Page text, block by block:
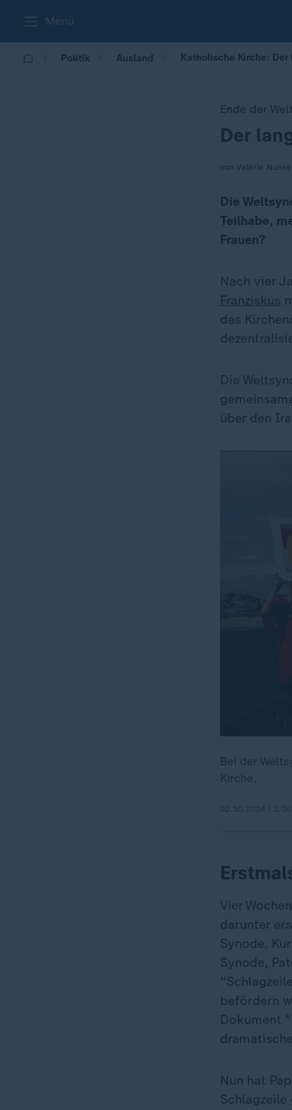
Menü
Politik Ausland Katholische Kirche:
Ende der
:Der
von Valerie
Die
Teilhabe,
Frauen?
Nach vier
Franziskus
das
Die
über den
Bei der
Kirche.
Vier
darunter
Synode.
Synode,
befördern
Dokument
Nun hat